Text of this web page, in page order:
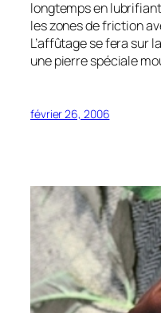
longtemps en
les zones de friction
L’affûtage se fera sur
une pierre spéciale
février 26, 2006